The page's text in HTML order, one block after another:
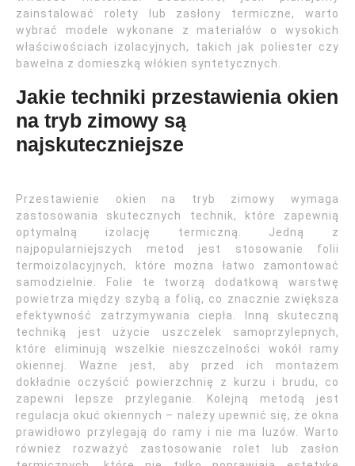
zainstalować rolety lub zasłony termiczne, warto
wybrać modele wykonane z materiałów o wysokich
właściwościach izolacyjnych, takich jak poliester czy
bawełna z domieszką włókien syntetycznych.
Jakie techniki przestawienia okien
na tryb zimowy są
najskuteczniejsze
Przestawienie okien na tryb zimowy wymaga
zastosowania skutecznych technik, które zapewnią
optymalną izolację termiczną. Jedną z
najpopularniejszych metod jest stosowanie folii
termoizolacyjnych, które można łatwo zamontować
samodzielnie. Folie te tworzą dodatkową warstwę
powietrza między szybą a folią, co znacznie zwiększa
efektywność zatrzymywania ciepła. Inną skuteczną
techniką jest użycie uszczelek samoprzylepnych,
które eliminują wszelkie nieszczelności wokół ramy
okiennej. Ważne jest, aby przed ich montażem
dokładnie oczyścić powierzchnię z kurzu i brudu, co
zapewni lepsze przyleganie. Kolejną metodą jest
regulacja okuć okiennych – należy upewnić się, że okna
prawidłowo przylegają do ramy i nie ma luzów. Warto
również rozważyć zastosowanie rolet lub zasłon